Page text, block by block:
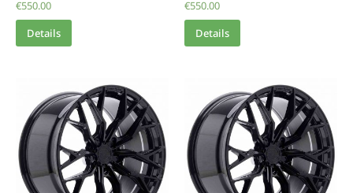
€550.00
Details
€550.00
Details